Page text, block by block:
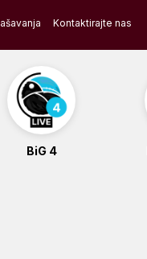
Kontaktirajte nas
BiG 4